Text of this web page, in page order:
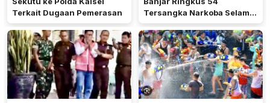
Terkait Dugaan Pemerasan
Tersangka Narkoba Selama
Operasi Antik 2026